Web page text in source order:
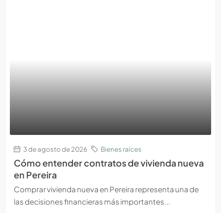
3 de agosto de 2026 Bienes raíces
Cómo entender contratos de vivienda nueva
en Pereira
Comprar vivienda nueva en Pereira representa una de
las decisiones financieras más importantes...